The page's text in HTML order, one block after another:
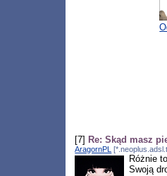
[7] Re: Skąd masz
AragornPL
Różnie
Swoją